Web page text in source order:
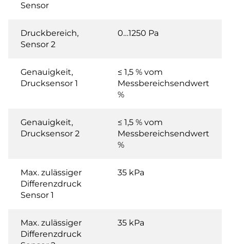
Sensor
Druckbereich,
Sensor 2
0…1250 Pa
Genauigkeit,
Drucksensor 1
≤ 1,5 % vom
Messbereichsendwert
%
Genauigkeit,
Drucksensor 2
≤ 1,5 % vom
Messbereichsendwert
%
Max. zulässiger
Differenzdruck
Sensor 1
35 kPa
Max. zulässiger
Differenzdruck
35 kPa